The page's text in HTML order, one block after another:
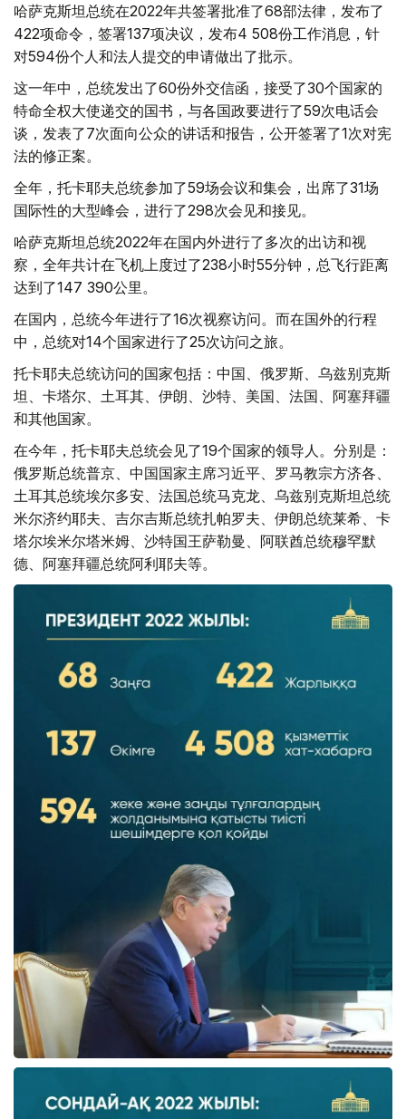
哈萨克斯坦总统在2022年共签署批准了68部法律，发布了
422项命令，签署137项决议，发布4 508份工作消息，针
对594份个人和法人提交的申请做出了批示。
这一年中，总统发出了60份外交信函，接受了30个国家的
特命全权大使递交的国书，与各国政要进行了59次电话会
谈，发表了7次面向公众的讲话和报告，公开签署了1次对宪
法的修正案。
全年，托卡耶夫总统参加了59场会议和集会，出席了31场
国际性的大型峰会，进行了298次会见和接见。
哈萨克斯坦总统2022年在国内外进行了多次的出访和视
察，全年共计在飞机上度过了238小时55分钟，总飞行距离
达到了147 390公里。
在国内，总统今年进行了16次视察访问。而在国外的行程
中，总统对14个国家进行了25次访问之旅。
托卡耶夫总统访问的国家包括：中国、俄罗斯、乌兹别克斯
坦、卡塔尔、土耳其、伊朗、沙特、美国、法国、阿塞拜疆
和其他国家。
在今年，托卡耶夫总统会见了19个国家的领导人。分别是：
俄罗斯总统普京、中国国家主席习近平、罗马教宗方济各、
土耳其总统埃尔多安、法国总统马克龙、乌兹别克斯坦总统
米尔济约耶夫、吉尔吉斯总统扎帕罗夫、伊朗总统莱希、卡
塔尔埃米尔塔米姆、沙特国王萨勒曼、阿联酋总统穆罕默
德、阿塞拜疆总统阿利耶夫等。